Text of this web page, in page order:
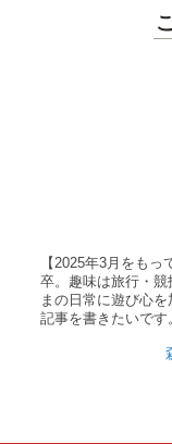
【2025年3月をも
卒。趣味は旅行・
まの日常に遊び心
記事を書きたいです